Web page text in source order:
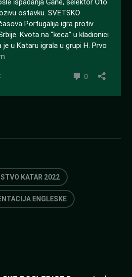
KATAR 2022
ENGLESKE